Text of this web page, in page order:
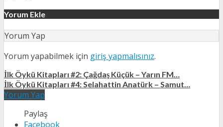
Yorum Ekle
Yorum Yap
Yorum yapabilmek için giriş yapmalısınız.
İlk Öykü Kitapları #2: Çağdaş Küçük – Yarın FM…
İlk Öykü Kitapları #4: Selahattin Anatürk – Samut…
Yorum Yap
Paylaş
Facebook